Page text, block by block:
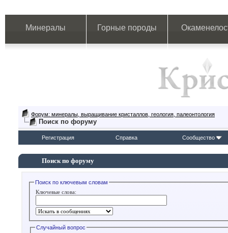
Минералы Горные породы
Форум: минералы, выращивание кристаллов, геология, палеонтология
Поиск по форуму
Регистрация Справка Сообщество
Поиск по форуму
Поиск по ключевым словам
Ключевые слова:
Случайный вопрос